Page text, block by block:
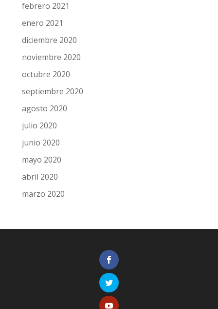
febrero 2021
enero 2021
diciembre 2020
noviembre 2020
octubre 2020
septiembre 2020
agosto 2020
julio 2020
junio 2020
mayo 2020
abril 2020
marzo 2020